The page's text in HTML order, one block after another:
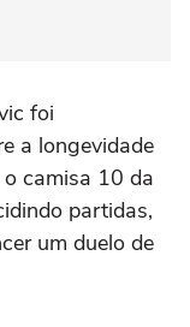
foi
a longevidade
camisa 10 da
partidas,
um duelo de